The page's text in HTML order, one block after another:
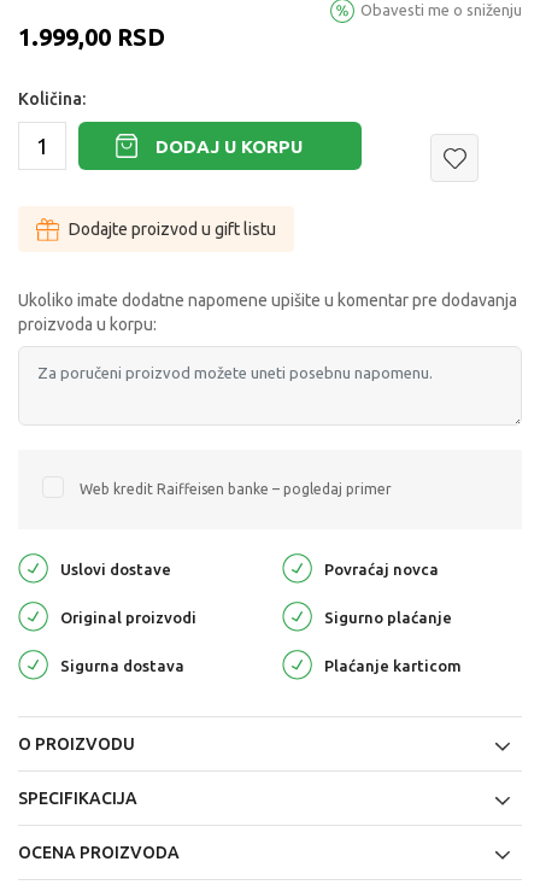
1.999,00 RSD
Obavesti me o sniženju
Količina:
DODAJ U KORPU
Dodajte proizvod u gift listu
Ukoliko imate dodatne napomene upišite u komentar pre dodavanja
proizvoda u korpu:
Web kredit Raiffeisen banke – pogledaj primer
Uslovi dostave Povraćaj novca
Original proizvodi Sigurno plaćanje
Sigurna dostava Plaćanje karticom
O PROIZVODU
SPECIFIKACIJA
OCENA PROIZVODA